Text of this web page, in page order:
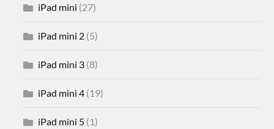
iPad mini (27)
iPad mini 2 (5)
iPad mini 3 (8)
iPad mini 4 (19)
iPad mini 5 (1)